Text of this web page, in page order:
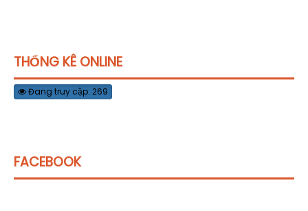
THỐNG KÊ ONLINE
Đang truy cập: 269
FACEBOOK